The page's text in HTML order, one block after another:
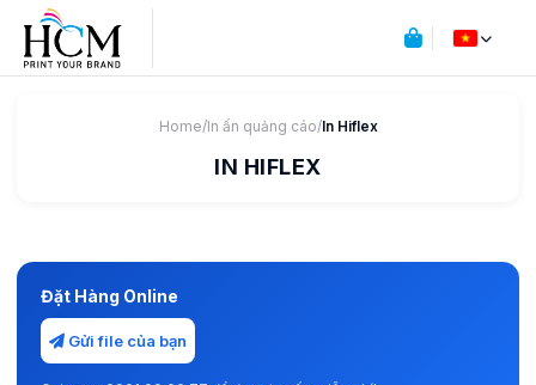
Home/In ấn quảng cáo/In Hiflex
IN HIFLEX
Đặt Hàng Online
Gửi file của bạn